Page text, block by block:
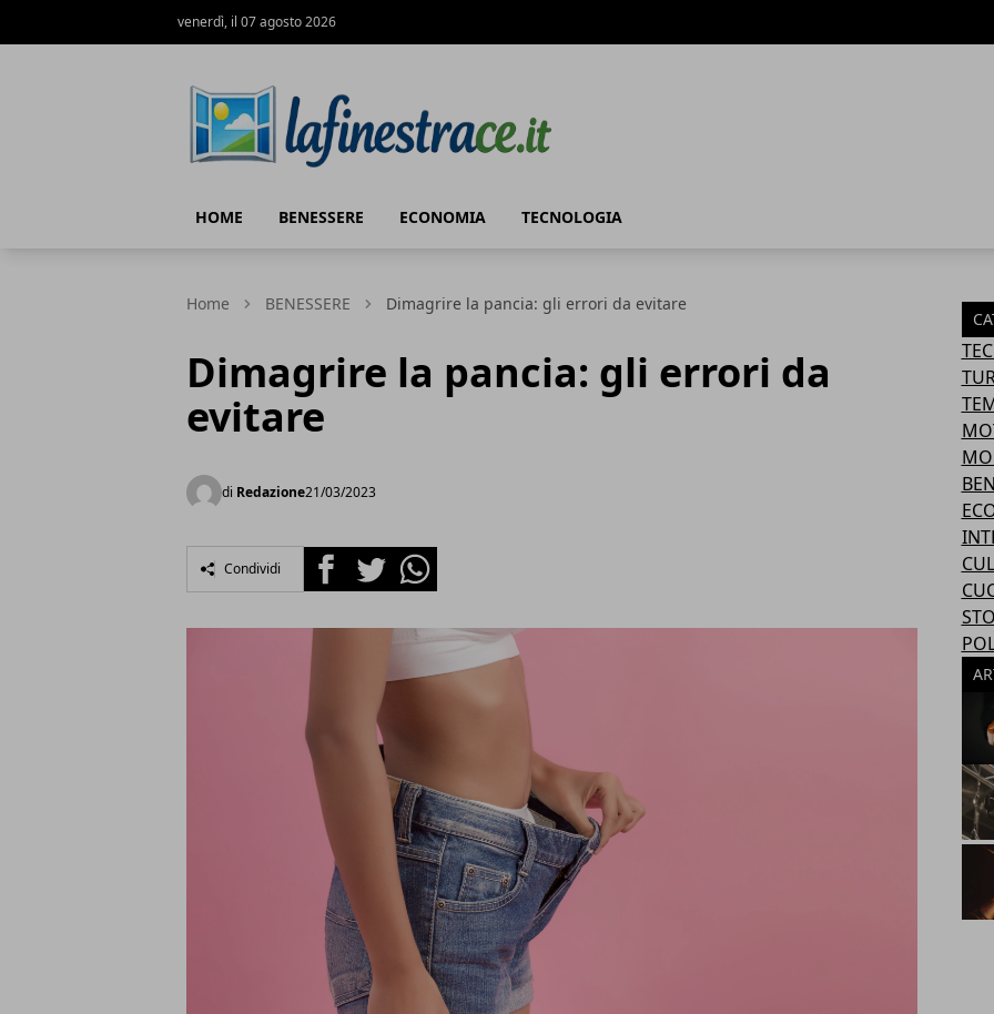
venerdì, il 07 agosto 2026
HOME BENESSERE ECONOMIA TECNOLOGIA
Home BENESSERE Dimagrire la pancia: gli errori da evitare
Dimagrire la pancia: gli errori da
evitare
di Redazione21/03/2023
Condividi FacebookTwitterWhatsapp